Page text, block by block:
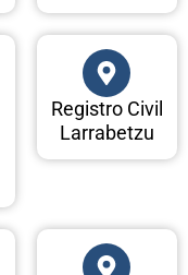
Registro Civil
Larrabetzu